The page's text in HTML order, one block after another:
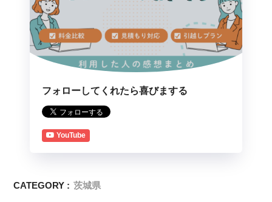
フォローしてくれたら喜びまする
YouTube
CATEGORY : 茨城県